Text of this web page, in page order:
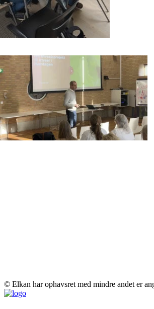
© Elkan har ophavsret med mindre andet er